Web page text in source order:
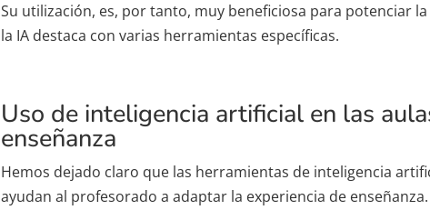
Su utilización, es, por tanto, muy beneficiosa para potenciar
la IA destaca con varias herramientas específicas.
Uso de inteligencia artificial en las
enseñanza
Hemos dejado claro que las herramientas de inteligencia
ayudan al profesorado a adaptar la experiencia de